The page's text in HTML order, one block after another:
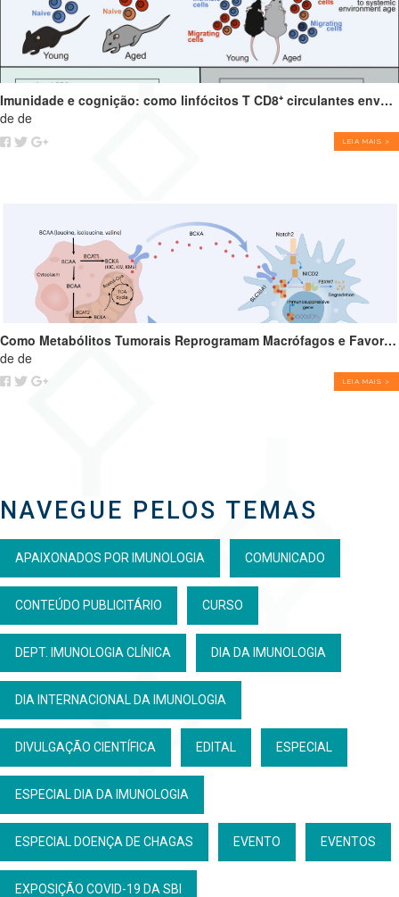
Imunidade e cognição: como linfócitos T CD8⁺ circulantes envelhecidos podem impulsionar o declínio cognitivo
de de
LEIA MAIS >
Como Metabólitos Tumorais Reprogramam Macrófagos e Favorecem o Crescimento Tumoral
de de
LEIA MAIS >
NAVEGUE PELOS TEMAS
APAIXONADOS POR IMUNOLOGIA COMUNICADO
CONTEÚDO PUBLICITÁRIO CURSO
DEPT. IMUNOLOGIA CLÍNICA DIA DA IMUNOLOGIA
DIA INTERNACIONAL DA IMUNOLOGIA
DIVULGAÇÃO CIENTÍFICA EDITAL ESPECIAL
ESPECIAL DIA DA IMUNOLOGIA
ESPECIAL DOENÇA DE CHAGAS EVENTO EVENTOS
EXPOSIÇÃO COVID-19 DA SBI